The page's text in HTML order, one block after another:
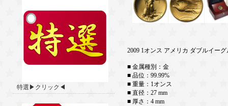
特選▶クリック◀
2009 1オンス アメリカ ダブルイー
■ 金属種別：金
■ 品位：99.99%
■ 重量：1オンス
■ 直径：27 mm
■ 厚さ：4 mm